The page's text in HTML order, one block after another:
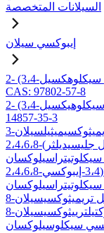
السيلانات المتخصصة
إيبوكسي سيلان
2- (3،4-إيبوكسي سيكلوهكسيل) إيثيل ميثيل ثنائي ميثوكسيسيلان
CAS: 97802-57-8
2- (3،4-إيبوكسي سيكلوهيكسيل) إيثيل ميثيل ديثوكسيسيلان CAS:
14857-35-3
2،4،6،8-تيتراميثيل-2،4،6،8-تيتراكيس (بروبيل جليسيديلثر)
2،4،6،8-تيتراميثيل-2،4،6،8-تيتراكيس [2- (3،4-إيبوكسي